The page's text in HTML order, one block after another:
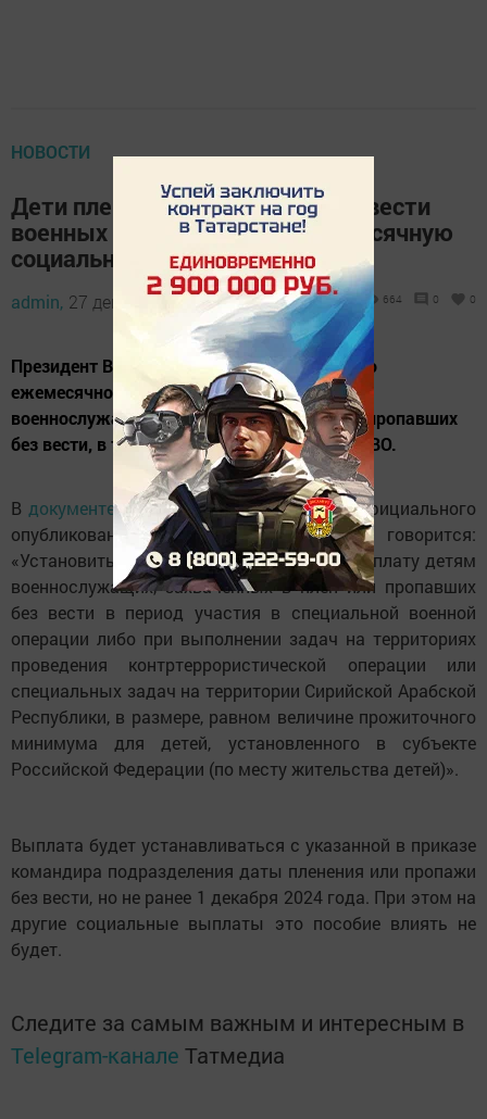
НОВОСТИ
Дети пленных и пропавших без вести
военных будут получать ежемесячную
социальную выплату
admin, 27 декабря 2024 - 08:18 664 0 0
Президент Владимир Путин подписал указ о
ежемесячной социальной выплате детям
военнослужащих, захваченных в плен или пропавших
без вести, в том числе в период участия в СВО.
В документе, опубликованном на сайте официального
опубликования правовых актов, говорится:
«Установить ежемесячную социальную выплату детям
военнослужащих, захваченных в плен или пропавших
без вести в период участия в специальной военной
операции либо при выполнении задач на территориях
проведения контртеррористической операции или
специальных задач на территории Сирийской Арабской
Республики, в размере, равном величине прожиточного
минимума для детей, установленного в субъекте
Российской Федерации (по месту жительства детей)».
Выплата будет устанавливаться с указанной в приказе
командира подразделения даты пленения или пропажи
без вести, но не ранее 1 декабря 2024 года. При этом на
другие социальные выплаты это пособие влиять не
будет.
Следите за самым важным и интересным в
Telegram-канале Татмедиа